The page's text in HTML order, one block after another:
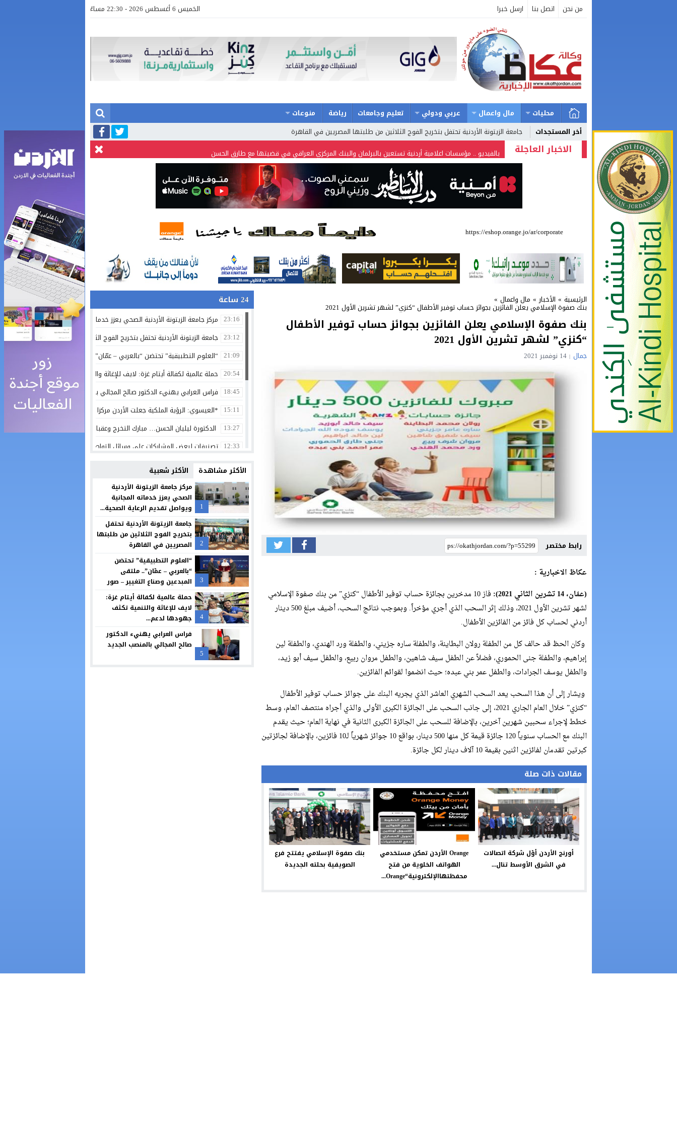
من نحن اتصل بنا ارسل خبرا الخميس 6 أغسطس 2026 - 22:30 مساءً
محليات مال واعمال عربي ودولي تعليم وجامعات رياضة
منوعات
أخر المستجدات
جامعة الزيتونة الأردنية تحتفل بتخريج الفوج الثلاثين من طلبتها المصريين في القاهرة
الاخبار العاجلة
بالفيديو .. مؤسسات اعلامية أردنية تستعين بالبرلمان والبنك المركزي العراقي في قضيتها مع طارق الحسن
بالفيديو .. إرادة القائد ثم التعليم ثم الصناعة والزراعة قذفت ببنجلاديش خلال عشرين عاما من دخل الفرد ٤٠٠$ سنويا الى ٦٠٠٠ $ ، فهل نستطيع
؟؟؟؟؟
شركة تسابيح للسياحة والسفر تسير اول رحلة لحجاج بيت الله الحرام عبر مطار الملكة علياء الدولي – صور
وزيرة الثقافة تفتتح حفل توزيع جوائز الأولمبياد العلمي لـ جمعية المواهب العلمية الثقافية الأردنية
حملة للتبرع بالدم في جامعة الزيتونة الأردنيةhttps://eshop.orange.jo/ar/corporate
الرئيسية » الأخبار » مال واعمال »
بنك صفوة الإسلامي يعلن الفائزين بجوائز حساب توفير الأطفال “كنزي” لشهر تشرين الأول 2021
بنك صفوة الإسلامي يعلن الفائزين بجوائز حساب توفير الأطفال
“كنزي” لشهر تشرين الأول 2021
جمال 14 نوفمبر 2021
رابط مختصر
عكاظ الاخبارية :
(عمّان،14تشرين الثاني 2021):
فاز 10 مدخرين بجائزة حساب توفير الأطفال “كنزي” من بنك صفوة الإسلامي
لشهر تشرين الأول 2021، وذلك إثر السحب الذي أجري مؤخراً. وبموجب نتائج السحب، أضيف مبلغ 500 دينار
أردني لحساب كل فائز من الفائزين الأطفال.
وكان الحظ قد حالف كل من الطفلة رولان البطاينة، والطفلة ساره جزيني، والطفلةوردالهندي، والطفلة لين
إبراهيم، والطفلة جنى الحموري، فضلاً عن الطفل سيف شاهين، والطفل مروان ربيع، والطفل سيف أبو زيد،
والطفل يوسف الجرادات، والطفل عمر بني عبده؛ حيث انضموا لقوائم الفائزين.
ويشار إلى أن هذا السحب يعد السحب الشهري العاشر الذي يجريه البنك على جوائز حساب توفير الأطفال
“كنزي” خلال العام الجاري 2021، إلى جانب السحب على الجائزة الكبرى الأولى والذي أجراه منتصف العام، وسط
خطط لإجراء سحبين شهرين آخرين، بالإضافة للسحب على الجائزة الكبرى الثانية في نهاية العام؛ حيث يقدم
البنك مع الحساب سنوياً 120 جائزة قيمة كل منها 500 دينار، بواقع 10 جوائز شهرياً لـ10 فائزين، بالإضافة لجائزتين
كبرتين تقدمان لفائزين اثنين بقيمة 10 آلاف دينار لكل جائزة.
مقالات ذات صلة
أورنج الأردن أوّل شركة اتصالات
في الشرق الأوسط تنال...
Orange الأردن تمكن مستخدمي
الهواتف الخلوية من فتح
محفظتهاالإلكترونية“Orange...
بنك صفوة الإسلامي يفتتح فرع
الصويفية بحلته الجديدة
24 ساعة
23:16 مركز جامعة الزيتونة الأردنية الصحي يعزز خدماته المجانية ويواصل تقديم
23:12 جامعة الزيتونة الأردنية تحتفل بتخريج الفوج الثلاثين من طلبتها المصريين في
21:09 “العلوم التطبيقية” تحتضن “بالعربي – عمّان”.. ملتقى المبدعين وصناع التغيير
20:54 حملة عالمية لكفالة أيتام غزة: لايف للإغاثة والتنمية تكثف جهودها لدعم
18:45 فراس العرابي يهنيء الدكتور صالح المجالي بالمنصب الجديد
15:11 *العيسوي: الرؤية الملكية جعلت الأردن مركزا واعدا للاستثمار ونموذجا في
13:27 الدكتورة ليليان الحسن… مبارك التخرج وعقبال أعلى المراتب
12:33 تصنيفات لبعض المشاركات على وسائل التواصل الاجتماعي
الثقة واليقين بعد الثبات أولا
12:26 بنك الأردن يطلق حملة القرض الشخصي لعام 2026 مع استرداد نقدي
12:24 شراكة بين “طلبات الأردن” ومؤسسة تضامن لتسهيل التبرعات وتعزيز العمل
12:21 سامسونج تعيد تصميم الشاشة بما يتوافق مع الطريقة التي نشاهد بها المحتوى
12:18 البنك الأردني الكويتي يوقع اتفاقية تعاون مع الشركة الأردنية لضمان
12:13 مجابهة الاحتيال الإلكتروني مسؤولية مشتركة
12:10 بنك صفوة الإسلامي يجدد شراكته مع تكية أم علي ويواصل دعمه لبرامجها
الأكثر مشاهدة الأكثر شعبية
1
مركز جامعة الزيتونة الأردنية
الصحي يعزز خدماته المجانية
ويواصل تقديم الرعاية الصحية...
2
جامعة الزيتونة الأردنية تحتفل
بتخريج الفوج الثلاثين من طلبتها
المصريين في القاهرة
3
“العلوم التطبيقية” تحتضن
“بالعربي – عمّان”.. ملتقى
المبدعين وصناع التغيير – صور
4
حملة عالمية لكفالة أيتام غزة:
لايف للإغاثة والتنمية تكثف
جهودها لدعم...
5
فراس العرابي يهنيء الدكتور
صالح المجالي بالمنصب الجديد